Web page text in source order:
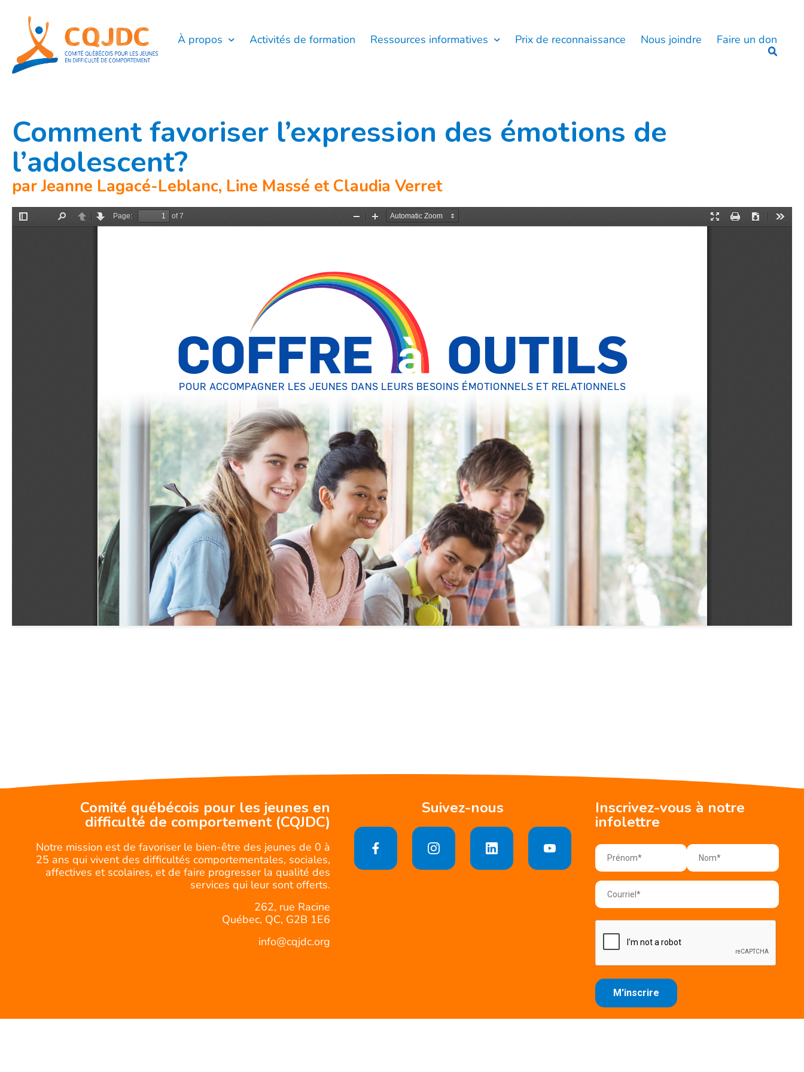
contenu
À propos Activités de formation Ressources informatives Prix de reconnaissance Nous joindre Faire un don
Comment favoriser l’expression des émotions de
l’adolescent?
par Jeanne Lagacé-Leblanc, Line Massé et Claudia Verret
Comité québécois pour les jeunes en
difficulté de comportement (CQJDC)
Notre mission est de favoriser le bien-être des jeunes de 0 à
25 ans qui vivent des difficultés comportementales, sociales,
affectives et scolaires, et de faire progresser la qualité des
services qui leur sont offerts.
262, rue Racine
Québec, QC, G2B 1E6
info@cqjdc.org
Suivez-nous Inscrivez-vous à notre
infolettre